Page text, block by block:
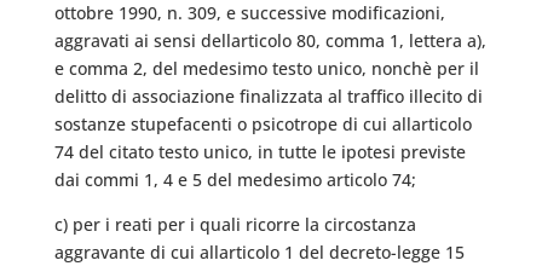
ottobre 1990, n. 309, e successive modificazioni,
aggravati ai sensi dellarticolo 80, comma 1, lettera a),
e comma 2, del medesimo testo unico, nonchè per il
delitto di associazione finalizzata al traffico illecito di
sostanze stupefacenti o psicotrope di cui allarticolo
74 del citato testo unico, in tutte le ipotesi previste
dai commi 1, 4 e 5 del medesimo articolo 74;
c) per i reati per i quali ricorre la circostanza
aggravante di cui allarticolo 1 del decreto-legge 15